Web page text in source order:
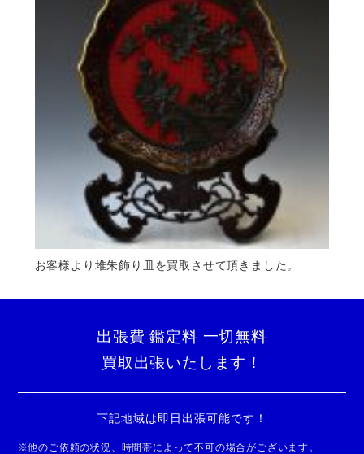
お客様より堆朱飾り皿を買取させて頂きました。
出張費 鑑定料 一切無料
買取出張いたします！
下記地域は即日出張可能です！
※他のご依頼の状況、時間帯によって不可の場合がございます。